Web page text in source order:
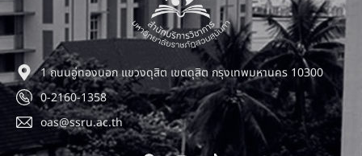
1 ถนนอู่ทองนอก แขวงดุสิต เขตดุสิต กรุงเทพมหานคร 10300
0-2160-1358
oas@ssru.ac.th